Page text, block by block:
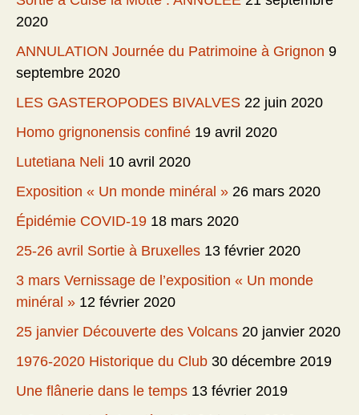
2020
ANNULATION Journée du Patrimoine à Grignon 9
septembre 2020
LES GASTEROPODES BIVALVES 22 juin 2020
Homo grignonensis confiné 19 avril 2020
Lutetiana Neli 10 avril 2020
Exposition « Un monde minéral » 26 mars 2020
Épidémie COVID-19 18 mars 2020
25-26 avril Sortie à Bruxelles 13 février 2020
3 mars Vernissage de l’exposition « Un monde
minéral » 12 février 2020
25 janvier Découverte des Volcans 20 janvier 2020
1976-2020 Historique du Club 30 décembre 2019
Une flânerie dans le temps 13 février 2019